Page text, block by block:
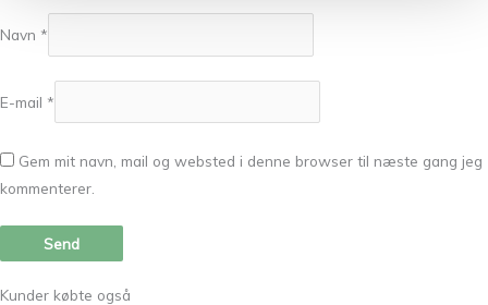
Navn *
E-mail *
Gem mit navn, mail og websted i denne browser til næste gang jeg
kommenterer.
Kunder købte også